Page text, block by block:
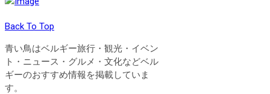
Back To Top
青い鳥はベルギー旅行・観光・イベン
ト・ニュース・グルメ・文化などベル
ギーのおすすめ情報を掲載していま
す。